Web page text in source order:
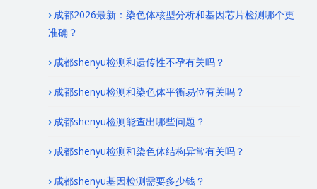
成都2026最新：染色体核型分析和基因芯片检测哪个更
准确？
成都shenyu检测和遗传性不孕有关吗？
成都shenyu检测和染色体平衡易位有关吗？
成都shenyu检测能查出哪些问题？
成都shenyu检测和染色体结构异常有关吗？
成都shenyu基因检测需要多少钱？